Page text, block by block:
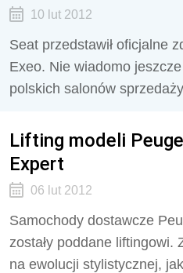
10 lut 2012
Seat przedstawił oficjalne
Exeo. Nie wiadomo
polskich salonów
Lifting modeli
Expert
06 lut 2012
Samochody dostawcze
zostały poddane liftingowi.
na ewolucji stylistycznej,